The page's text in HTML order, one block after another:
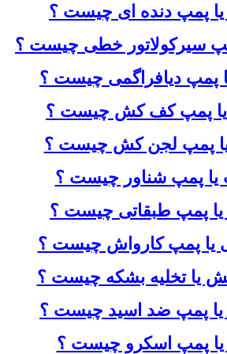
یا پمپ دنده ای چیست ؟
سیرکولاتور خطی چیست ؟
پمپ دیافراگمی چیست ؟
یا پمپ کف کش چیست ؟
یا پمپ لجن کش چیست ؟
یا پمپ شناور چیست ؟
یا پمپ طبقاتی چیست ؟
یا پمپ کارواش چیست ؟
یا تخلیه بشکه چیست ؟
یا پمپ ضد اسید چیست ؟
یا پمپ اسکرو چیست ؟